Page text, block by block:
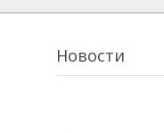
Новости